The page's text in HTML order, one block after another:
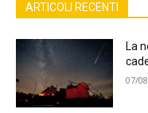
ARTICOLI RECENTI
La
07/